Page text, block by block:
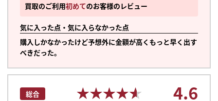
買取のご利用初めてのお客様のレビュー
気に入った点・気に入らなかった点
購入しかなかったけど予想外に金額が高くもっと早く出す
べきだった。
総合 ★★★★★
★★★★★ 4.6